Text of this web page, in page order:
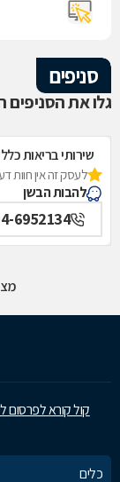
סניפים
גלו את הסניפים
שירותי בריאות
לעסק זה אין חוות
להבות הבשן
6952134
קול קורא לפרסום
כלים